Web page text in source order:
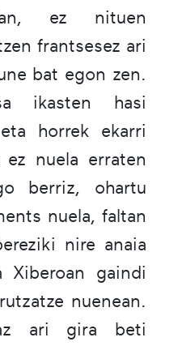
ez nituen
frantsesez ari
bat egon zen.
ikasten hasi
horrek ekarri
nuela erraten
berriz, ohartu
nuela, faltan
nire anaia
Xiberoan gaindi
nuenean.
ari gira beti